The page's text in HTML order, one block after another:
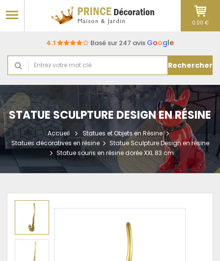
4.1 Basé sur 247 avis Google
Rechercher
0.00 €
STATUE SCULPTURE DESIGN EN RÉSINE
Accueil
Statues et Objets en Résine
Statues décoratives en résine
Statue Sculpture Design en résine
Statue souris en résine dorée XXL 83 cm